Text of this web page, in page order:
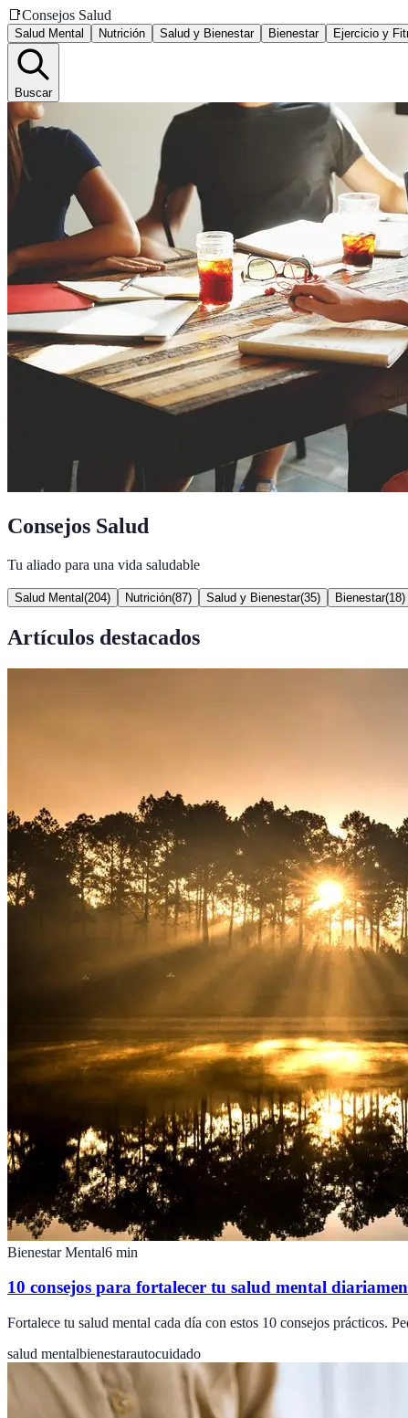
📑Consejos Salud
Salud Mental Nutrición Salud y Bienestar Bienestar Ejercicio y
Buscar
Consejos Salud
Tu aliado para una vida saludable
Salud Mental (204) Nutrición(87) Salud y Bienestar(35) Bienestar(18)
Artículos destacados
Bienestar Mental6 min
10 consejos para fortalecer tu salud mental
Fortalece tu salud mental cada día con estos 10 consejos prácticos.
salud mentalbienestarautocuidado